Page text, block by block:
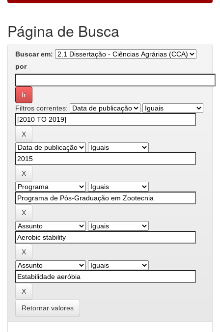
Página de Busca
Buscar em:
por
Filtros correntes:
Retornar valores